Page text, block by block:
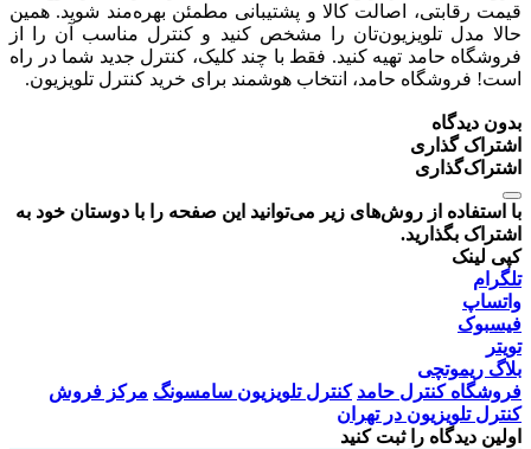
قیمت رقابتی، اصالت کالا و پشتیبانی مطمئن بهره‌مند شوید. همین
حالا مدل تلویزیون‌تان را مشخص کنید و کنترل مناسب آن را از
فروشگاه حامد تهیه کنید. فقط با چند کلیک، کنترل جدید شما در راه
است! فروشگاه حامد، انتخاب هوشمند برای خرید کنترل تلویزیون.
بدون دیدگاه
اشتراک گذاری
اشتراک‌گذاری
با استفاده از روش‌های زیر می‌توانید این صفحه را با دوستان خود به
اشتراک بگذارید.
کپی لینک
تلگرام
واتساپ
فیسبوک
تویتر
بلاگ ریموتچی
فروشگاه کنترل حامد کنترل تلویزیون سامسونگ مرکز فروش
کنترل تلویزیون در تهران
اولین دیدگاه را ثبت کنید